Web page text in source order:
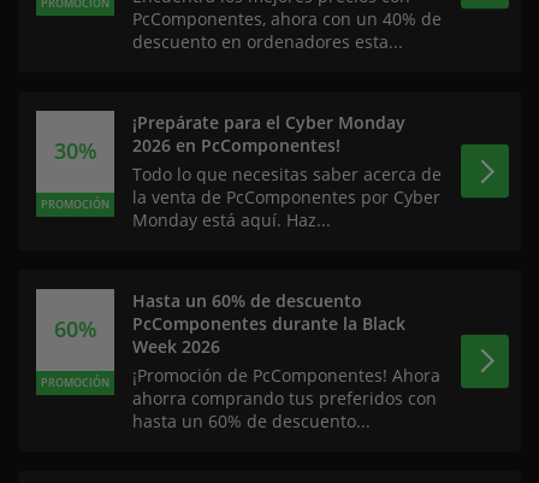
PcComponentes, ahora con un 40% de
descuento en ordenadores esta...
30%
PROMOCIÓN
¡Prepárate para el Cyber Monday
2026 en PcComponentes!
Todo lo que necesitas saber acerca de
la venta de PcComponentes por Cyber
Monday está aquí. Haz...
60%
PROMOCIÓN
Hasta un 60% de descuento
PcComponentes durante la Black
Week 2026
¡Promoción de PcComponentes! Ahora
ahorra comprando tus preferidos con
hasta un 60% de descuento...